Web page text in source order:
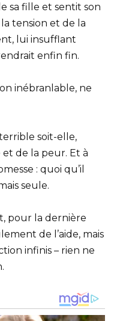
sa fille et sentit son
tension et de la
lui insufflant
enfin fin.
inébranlable, ne
soit-elle,
de la peur. Et à
: quoi qu’il
seule.
pour la dernière
de l’aide, mais
infinis – rien ne